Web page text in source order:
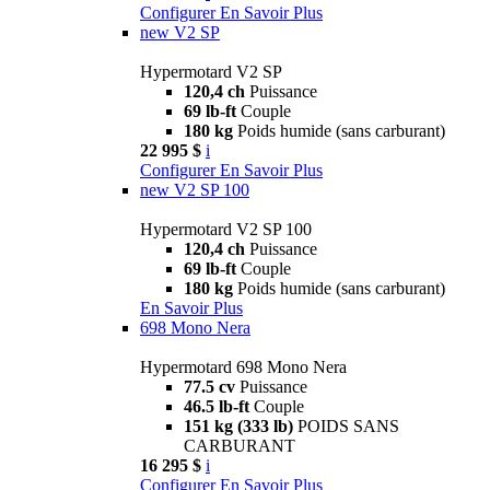
Configurer En Savoir Plus
new V2 SP
Hypermotard V2 SP
120,4 ch Puissance
69 lb-ft Couple
180 kg Poids humide (sans carburant)
22 995 $ i
Configurer En Savoir Plus
new V2 SP 100
Hypermotard V2 SP 100
120,4 ch Puissance
69 lb-ft Couple
180 kg Poids humide (sans carburant)
En Savoir Plus
698 Mono Nera
Hypermotard 698 Mono Nera
77.5 cv Puissance
46.5 lb-ft Couple
151 kg (333 lb) POIDS SANS
CARBURANT
16 295 $ i
Configurer En Savoir Plus